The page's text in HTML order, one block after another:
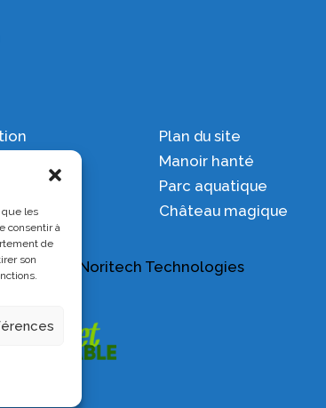
que les
consentir à
de
son
Plan du site
Manoir hanté
Parc aquatique
Château magique
par Noritech Technologies